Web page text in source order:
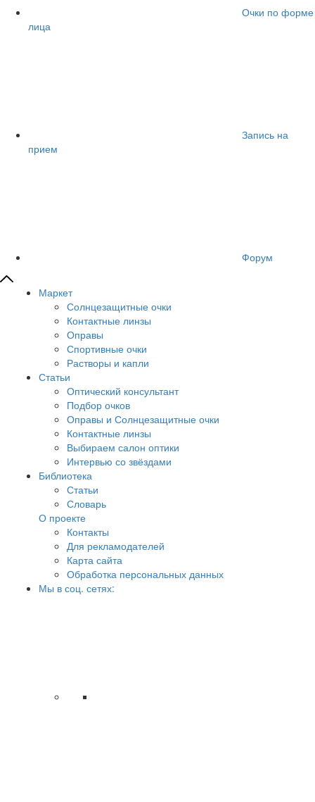
Очки по форме
лица
Запись на
прием
Форум
Маркет
Солнцезащитные очки
Контактные линзы
Оправы
Спортивные очки
Растворы и капли
Статьи
Оптический консультант
Подбор очков
Оправы и Солнцезащитные очки
Контактные линзы
Выбираем салон оптики
Интервью со звёздами
Библиотека
Статьи
Словарь
О проекте
Контакты
Для рекламодателей
Карта сайта
Обработка персональных данных
Мы в соц. сетях: